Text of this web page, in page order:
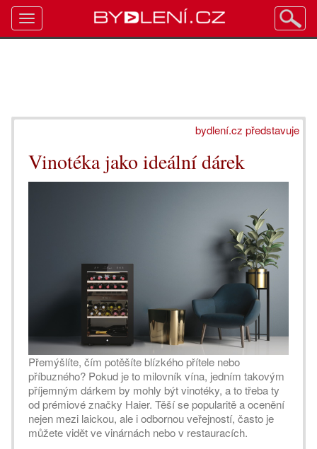
bydlení.cz představuje
Vinotéka jako ideální dárek
Přemýšlíte, čím potěšíte blízkého přítele nebo
příbuzného? Pokud je to milovník vína, jedním takovým
příjemným dárkem by mohly být vinotéky, a to třeba ty
od prémiové značky Haier. Těší se popularitě a ocenění
nejen mezi laickou, ale i odbornou veřejností, často je
můžete vidět ve vinárnách nebo v restauracích.
Toggle
navigation